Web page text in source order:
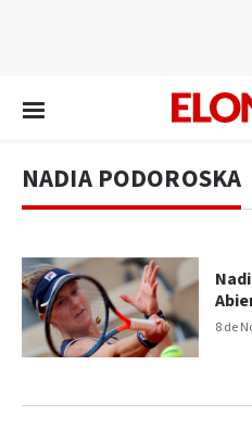
NADIA PODOROSKA
8 de